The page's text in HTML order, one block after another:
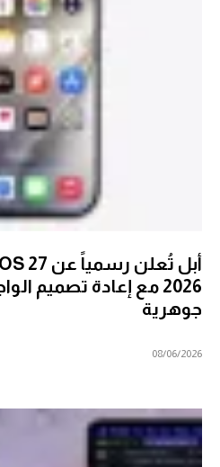
2026 مع إعادة تصميم
جوهرية
08/06/2026